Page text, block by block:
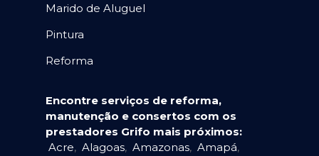
Marido de Aluguel
Pintura
Reforma
Encontre serviços de reforma,
manutenção e consertos com os
prestadores Grifo mais próximos:
Acre, Alagoas, Amazonas, Amapá,